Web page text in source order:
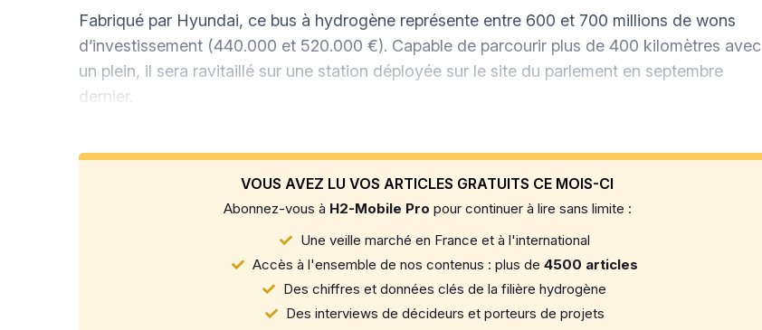
Fabriqué par Hyundai, ce bus à hydrogène représente entre 600 et 700 millions de wons
d’investissement (440.000 et 520.000 €). Capable de parcourir plus de 400 kilomètres avec
un plein, il sera ravitaillé sur une station déployée sur le site du parlement en septembre
dernier.
VOUS AVEZ LU VOS ARTICLES GRATUITS CE MOIS-CI
Abonnez-vous à H2-Mobile Pro pour continuer à lire sans limite :
Une veille marché en France et à l'international
Accès à l'ensemble de nos contenus : plus de 4500 articles
Des chiffres et données clés de la filière hydrogène
Des interviews de décideurs et porteurs de projets